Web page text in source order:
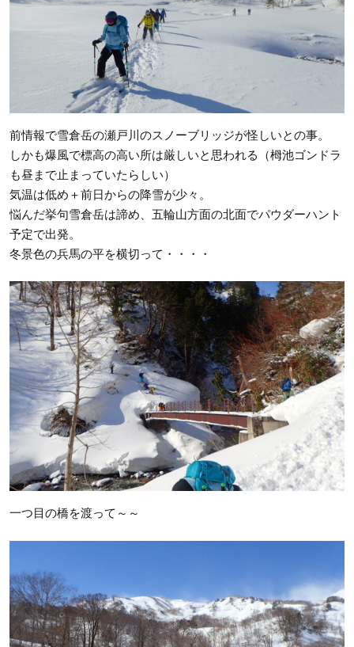
前情報で雪倉岳の瀬戸川のスノーブリッジが怪しいとの事。
しかも爆風で標高の高い所は厳しいと思われる（栂池ゴンドラ
も昼まで止まっていたらしい）
気温は低め＋前日からの降雪が少々。
悩んだ挙句雪倉岳は諦め、五輪山方面の北面でパウダーハント
予定で出発。
冬景色の兵馬の平を横切って・・・・
一つ目の橋を渡って～～